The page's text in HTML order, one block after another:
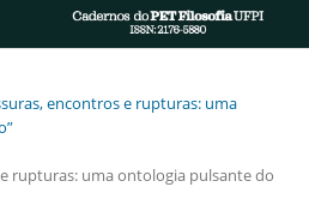
encontros e rupturas: uma
e rupturas: uma ontologia pulsante do